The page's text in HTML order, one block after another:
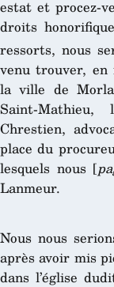
estat et procez-
droits
ressorts, nous
venu trouver, en
la ville de
Saint-
Chrestien,
place du
lesquels nous [
Lanmeur.
Nous nous
après avoir mis
dans l’église